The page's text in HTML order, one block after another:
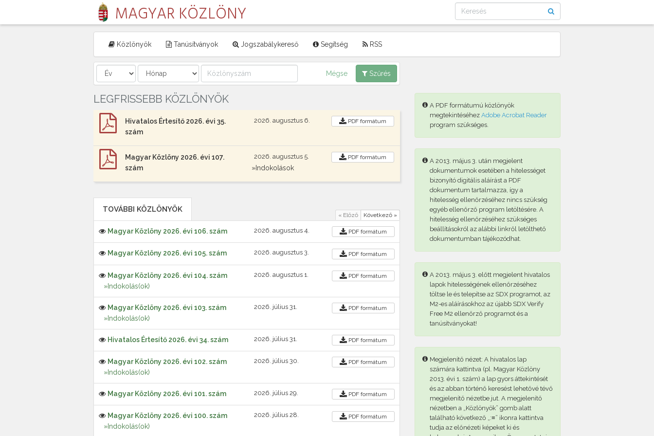
MAGYAR KÖZLÖNY
Közlönyök Tanúsítványok Jogszabálykereső Segítség RSS
Mégse Szűrés
LEGFRISSEBB KÖZLÖNYÖK
Hivatalos Értesítő 2026. évi 35.
szám
2026. augusztus 6. PDF formátum
Magyar Közlöny 2026. évi 107.
szám
2026. augusztus 5. PDF formátum
»Indokolások
TOVÁBBI KÖZLÖNYÖK
« Előző Következő »
Magyar Közlöny 2026. évi 106. szám 2026. augusztus 4. PDF formátum
Magyar Közlöny 2026. évi 105. szám 2026. augusztus 3. PDF formátum
Magyar Közlöny 2026. évi 104. szám
»Indokolás(ok)
2026. augusztus 1. PDF formátum
Magyar Közlöny 2026. évi 103. szám
»Indokolás(ok)
2026. július 31. PDF formátum
Hivatalos Értesítő 2026. évi 34. szám 2026. július 31. PDF formátum
Magyar Közlöny 2026. évi 102. szám
»Indokolás(ok)
2026. július 30. PDF formátum
Magyar Közlöny 2026. évi 101. szám 2026. július 29. PDF formátum
Magyar Közlöny 2026. évi 100. szám
»Indokolás(ok)
2026. július 28. PDF formátum
A PDF formátumú közlönyök
megtekintéséhez Adobe Acrobat Reader
program szükséges.
A 2013. május 3. után megjelent
dokumentumok esetében a hitelességet
bizonyító digitális aláírást a PDF
dokumentum tartalmazza, így a
hitelesség ellenőrzéséhez nincs szükség
egyéb ellenőrző program letöltésére. A
hitelesség ellenőrzéséhez szükséges
beállításokról az alábbi linkről letölthető
dokumentumban tájékozódhat.
A 2013. május 3. előtt megjelent hivatalos
lapok hitelességének ellenőrzéséhez
töltse le és telepítse az SDX programot, az
M2-es aláírásokhoz az újabb SDX Verify
Free M2 ellenőrző programot és a
tanúsítványokat!
Megjelenítő nézet: A hivatalos lap
számára kattintva (pl. Magyar Közlöny
2013. évi 1. szám) a lap gyors áttekintését
és az abban történő keresést lehetővé tévő
megjelenítő nézetbe jut. A megjelenítő
nézetben a „Közlönyök” gomb alatt
található következő „:≡” ikonra kattintva
tudja az előnézeti képeket ki és